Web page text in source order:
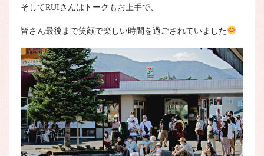
そしてRUIさんはトークもお上手で、
皆さん最後まで笑顔で楽しい時間を過ごされていました